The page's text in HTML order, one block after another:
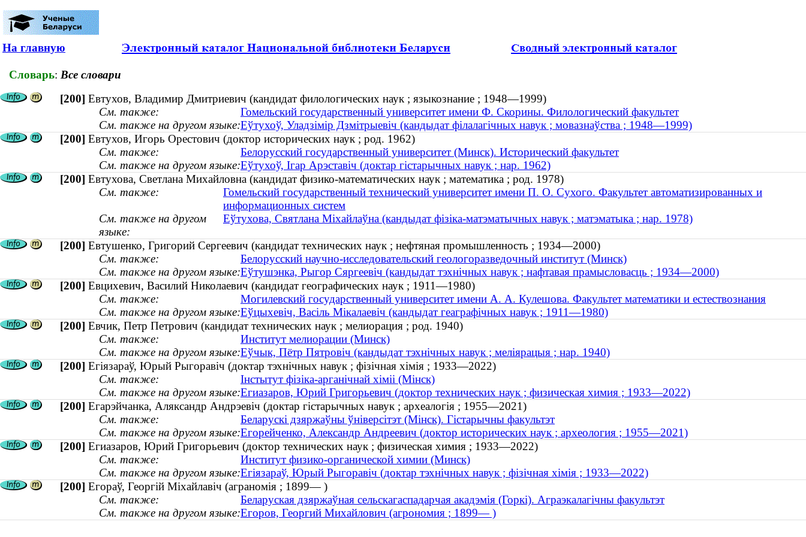
На главную
Словарь: Все словари
[200] Евтухов, Владимир Дмитриевич (кандидат филологических наук ; языкознание ; 1948—1999)
См. также:
Гомельский государственный университет имени Ф. Скорины. Филологический факультет
См. также на другом языке:Еўтухоў, Уладзімір Дзмітрыевіч (кандыдат філалагічных навук ; мовазнаўства ; 1948—1999)
[200] Евтухов, Игорь Орестович (доктор исторических наук ; род. 1962)
См. также:
Белорусский государственный университет (Минск). Исторический факультет
См. также на другом языке:Еўтухоў, Ігар Арэставіч (доктар гістарычных навук ; нар. 1962)
[200] Евтухова, Светлана Михайловна (кандидат физико-математических наук ; математика ; род. 1978)
См. также:
Гомельский государственный технический университет имени П. О. Сухого. Факультет автоматизированных и
информационных систем
См. также на другом
языке:
Еўтухова, Святлана Міхайлаўна (кандыдат фізіка-матэматычных навук ; матэматыка ; нар. 1978)
[200] Евтушенко, Григорий Сергеевич (кандидат технических наук ; нефтяная промышленность ; 1934—2000)
См. также:
Белорусский научно-исследовательский геологоразведочный институт (Минск)
См. также на другом языке:Еўтушэнка, Рыгор Сяргеевіч (кандыдат тэхнічных навук ; нафтавая прамысловасць ; 1934—2000)
[200] Евцихевич, Василий Николаевич (кандидат географических наук ; 1911—1980)
См. также:
Могилевский государственный университет имени А. А. Кулешова. Факультет математики и естествознания
См. также на другом языке:Еўцыхевіч, Васіль Мікалаевіч (кандыдат геаграфічных навук ; 1911—1980)
[200] Евчик, Петр Петрович (кандидат технических наук ; мелиорация ; род. 1940)
См. также:
Институт мелиорации (Минск)
См. также на другом языке:Еўчык, Пётр Пятровіч (кандыдат тэхнічных навук ; меліярацыя ; нар. 1940)
[200] Егіязараў, Юрый Рыгоравіч (доктар тэхнічных навук ; фізічная хімія ; 1933—2022)
См. также:
Інстытут фізіка-арганічнай хіміі (Мінск)
См. также на другом языке:Егиазаров, Юрий Григорьевич (доктор технических наук ; физическая химия ; 1933—2022)
[200] Егарэйчанка, Аляксандр Андрэевіч (доктар гістарычных навук ; археалогія ; 1955—2021)
См. также:
Беларускі дзяржаўны ўніверсітэт (Мінск). Гістарычны факультэт
См. также на другом языке:Егорейченко, Александр Андреевич (доктор исторических наук ; археология ; 1955—2021)
[200] Егиазаров, Юрий Григорьевич (доктор технических наук ; физическая химия ; 1933—2022)
См. также:
Институт физико-органической химии (Минск)
См. также на другом языке:Егіязараў, Юрый Рыгоравіч (доктар тэхнічных навук ; фізічная хімія ; 1933—2022)
[200] Егораў, Георгій Міхайлавіч (аграномія ; 1899— )
См. также:
Беларуская дзяржаўная сельскагаспадарчая акадэмія (Горкі). Аграэкалагічны факультэт
См. также на другом языке:Егоров, Георгий Михайлович (агрономия ; 1899— )